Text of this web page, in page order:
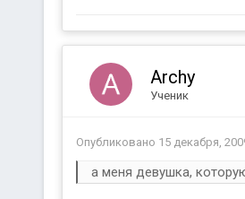
Archy
Ученик
Опубликовано 15 декабря,
а меня девушка,